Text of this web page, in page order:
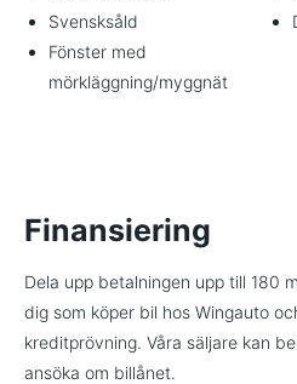
Svensksåld
Fönster med
mörkläggning/myggnät
Finansiering
Dela upp betalningen upp till 180
dig som köper bil hos Wingauto
kreditprövning. Våra säljare kan
ansöka om billånet.